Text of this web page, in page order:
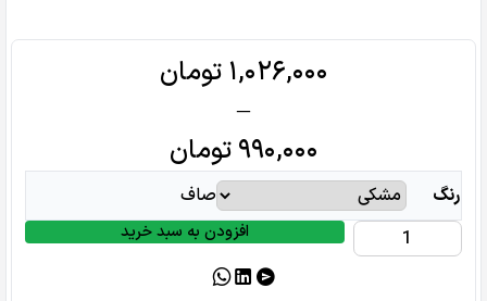
۱,۰۲۶,۰۰۰ تومان
–
۹۹۰,۰۰۰ تومان
Price
range:
through
۱,۰۲۶,۰۰۰ تومان
رنگ
صاف
انگشت
افزودن به سبد خرید